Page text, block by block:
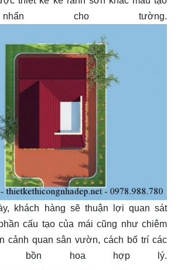
cho tường.
khách hàng sẽ thuận lợi quan sát
cấu tạo của mái cũng như chiêm
cảnh quan sân vườn, cách bố trí các
bồn hoa hợp lý.